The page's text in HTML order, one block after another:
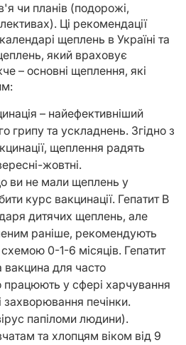
чи планів (подорожі,
Ці рекомендації
щеплень в Україні та
який враховує
– основні щеплення, які
– найефективніший
грипу та ускладнень. Згідно з
щеплення радять
жовтні.
ви не мали щеплень у
курс вакцинації. Гепатит В
дитячих щеплень, але
раніше, рекомендують
0-1-6 місяців. Гепатит
для часто
у сфері харчування
захворювання печінки.
папіломи людини).
та хлопцям віком від 9